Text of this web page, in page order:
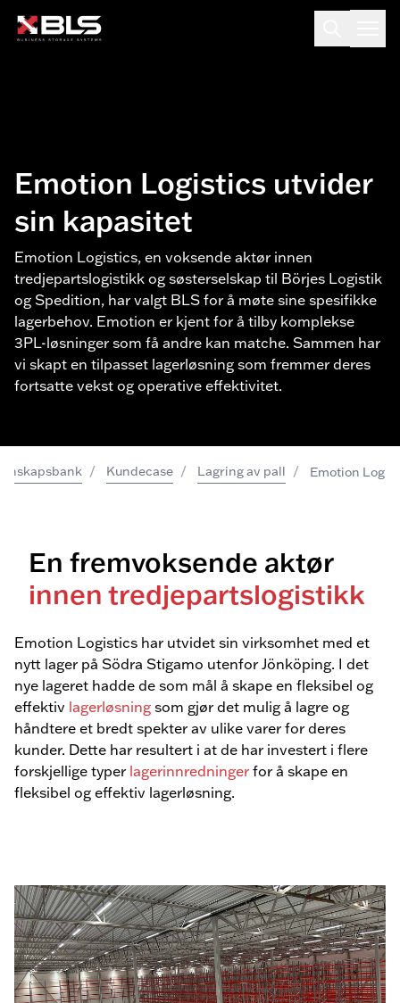
Emotion Logistics utvider
sin kapasitet
Emotion Logistics, en voksende aktør innen
tredjepartslogistikk og søsterselskap til Börjes Logistik
og Spedition, har valgt BLS for å møte sine spesifikke
lagerbehov. Emotion er kjent for å tilby komplekse
3PL-løsninger som få andre kan matche. Sammen har
vi skapt en tilpasset lagerløsning som fremmer deres
fortsatte vekst og operative effektivitet.
/ Kundecase / Lagring av pall / Emotion
En fremvoksende aktør
innen tredjepartslogistikk
Emotion Logistics har utvidet sin virksomhet med et
nytt lager på Södra Stigamo utenfor Jönköping. I det
nye lageret hadde de som mål å skape en fleksibel og
effektiv lagerløsning som gjør det mulig å lagre og
håndtere et bredt spekter av ulike varer for deres
kunder. Dette har resultert i at de har investert i flere
forskjellige typer lagerinnredninger for å skape en
fleksibel og effektiv lagerløsning.